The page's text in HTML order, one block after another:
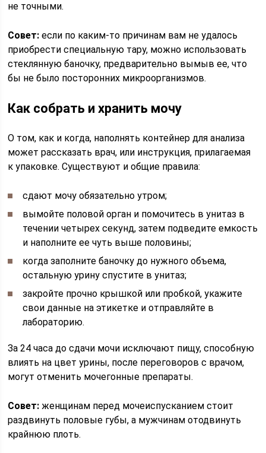
не точными.
Совет: если по каким-то причинам вам не удалось
приобрести специальную тару, можно использовать
стеклянную баночку, предварительно вымыв ее, что
бы не было посторонних микроорганизмов.
Как собрать и хранить мочу
О том, как и когда, наполнять контейнер для анализа
может рассказать врач, или инструкция, прилагаемая
к упаковке. Существуют и общие правила:
сдают мочу обязательно утром;
вымойте половой орган и помочитесь в унитаз в
течении четырех секунд, затем подведите емкость
и наполните ее чуть выше половины;
когда заполните баночку до нужного объема,
остальную урину спустите в унитаз;
закройте прочно крышкой или пробкой, укажите
свои данные на этикетке и отправляйте в
лабораторию.
За 24 часа до сдачи мочи исключают пищу, способную
влиять на цвет урины, после переговоров с врачом,
могут отменить мочегонные препараты.
Совет: женщинам перед мочеиспусканием стоит
раздвинуть половые губы, а мужчинам отодвинуть
крайнюю плоть.